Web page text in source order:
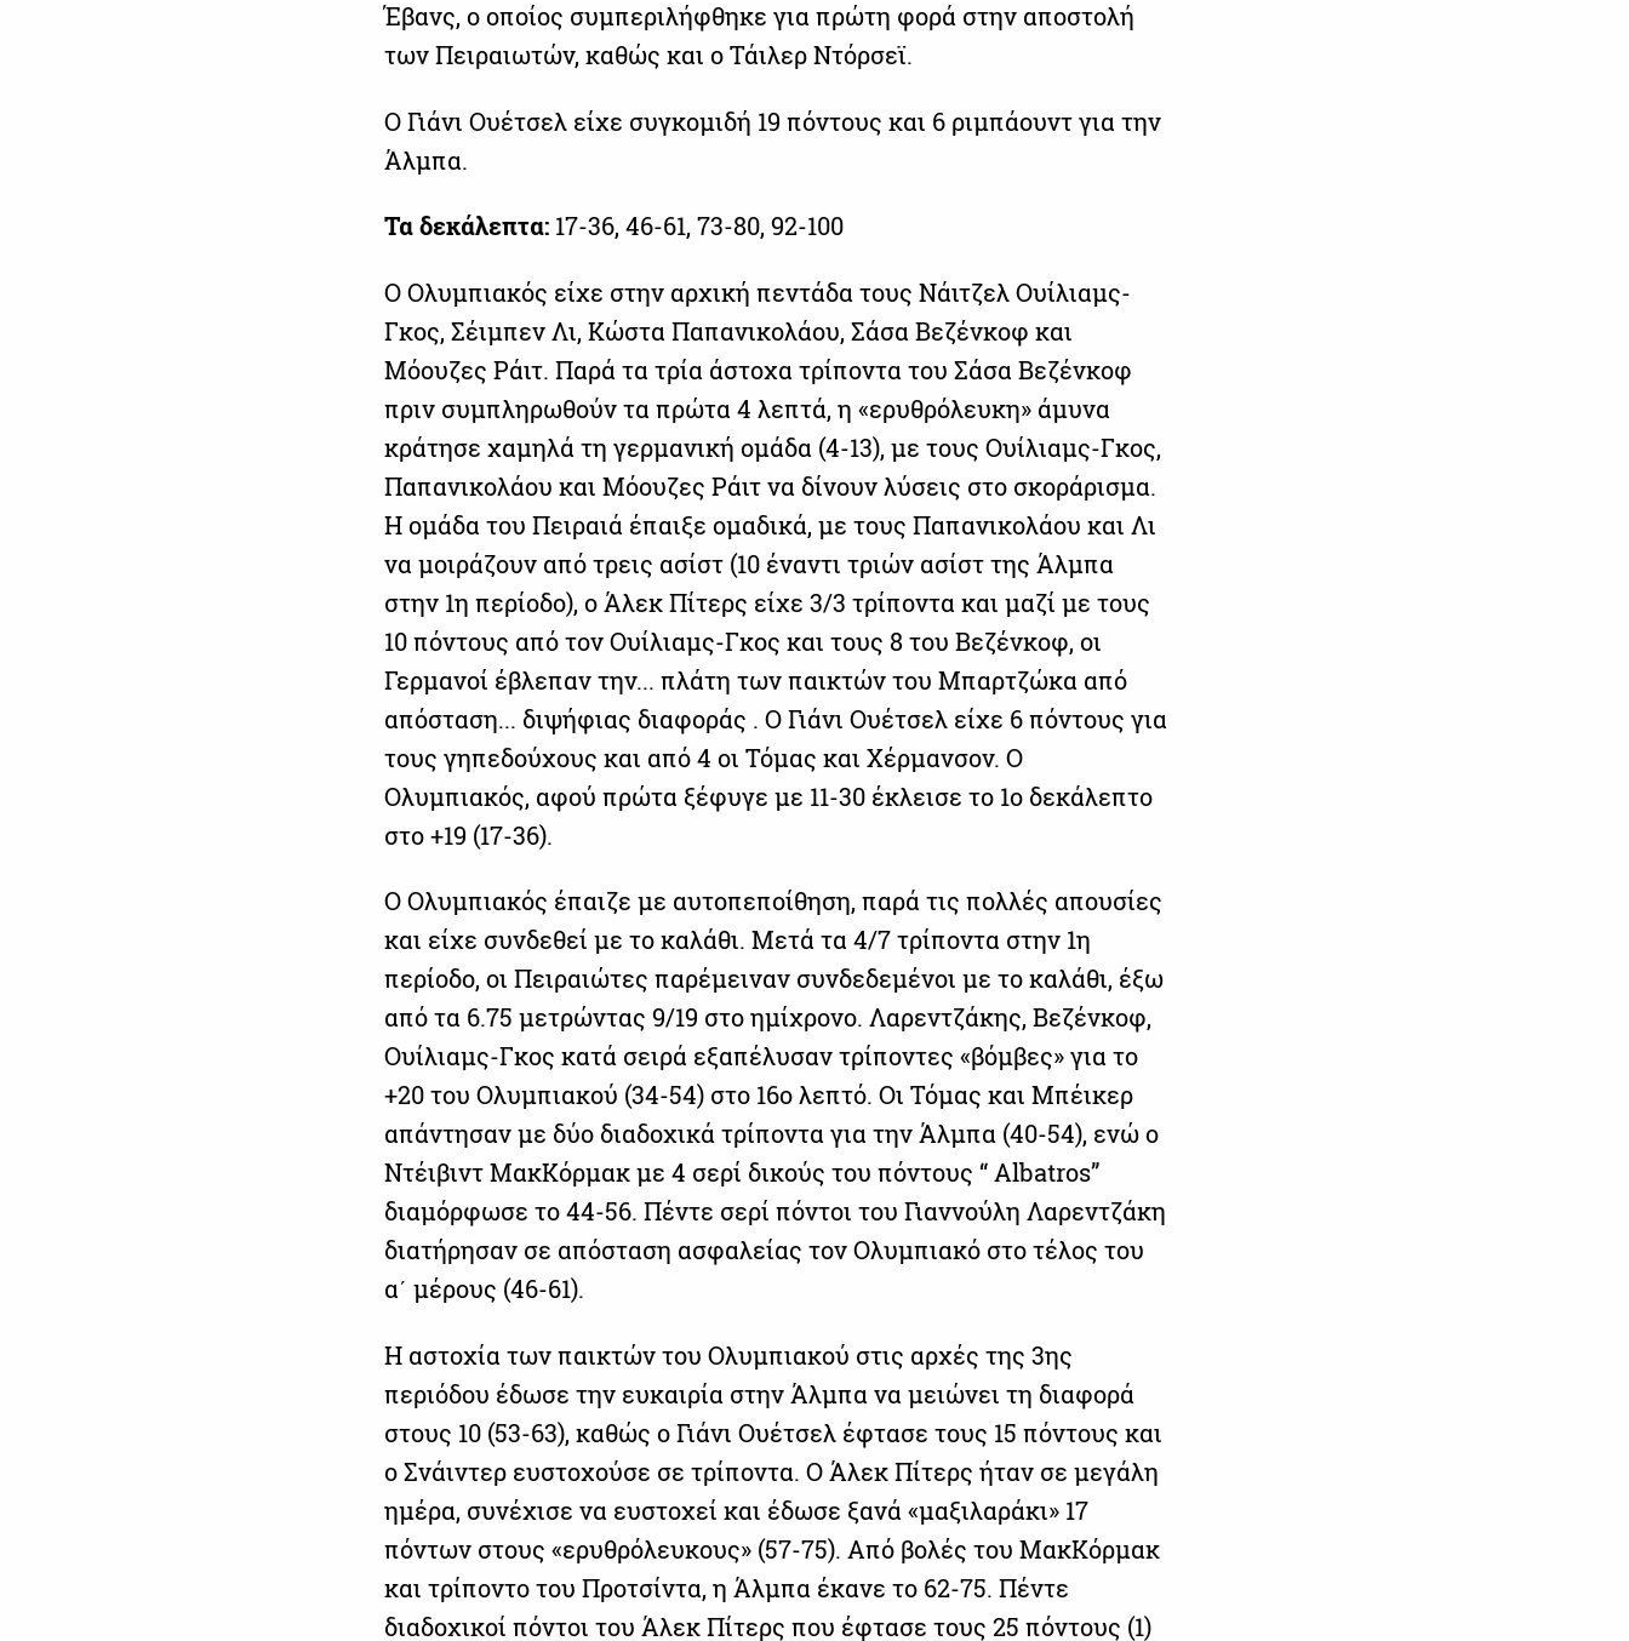
Έβανς, ο οποίος συμπεριλήφθηκε για πρώτη φορά στην αποστολή
των Πειραιωτών, καθώς και ο Τάιλερ Ντόρσεϊ.
Ο Γιάνι Ουέτσελ είχε συγκομιδή 19 πόντους και 6 ριμπάουντ για την
Άλμπα.
Τα δεκάλεπτα: 17-36, 46-61, 73-80, 92-100
Ο Ολυμπιακός είχε στην αρχική πεντάδα τους Νάιτζελ Ουίλιαμς-
Γκος, Σέιμπεν Λι, Κώστα Παπανικολάου, Σάσα Βεζένκοφ και
Μόουζες Ράιτ. Παρά τα τρία άστοχα τρίποντα του Σάσα Βεζένκοφ
πριν συμπληρωθούν τα πρώτα 4 λεπτά, η «ερυθρόλευκη» άμυνα
κράτησε χαμηλά τη γερμανική ομάδα (4-13), με τους Ουίλιαμς-Γκος,
Παπανικολάου και Μόουζες Ράιτ να δίνουν λύσεις στο σκοράρισμα.
Η ομάδα του Πειραιά έπαιξε ομαδικά, με τους Παπανικολάου και Λι
να μοιράζουν από τρεις ασίστ (10 έναντι τριών ασίστ της Άλμπα
στην 1η περίοδο), ο Άλεκ Πίτερς είχε 3/3 τρίποντα και μαζί με τους
10 πόντους από τον Ουίλιαμς-Γκος και τους 8 του Βεζένκοφ, οι
Γερμανοί έβλεπαν την... πλάτη των παικτών του Μπαρτζώκα από
απόσταση... διψήφιας διαφοράς . Ο Γιάνι Ουέτσελ είχε 6 πόντους για
τους γηπεδούχους και από 4 οι Τόμας και Χέρμανσον. Ο
Ολυμπιακός, αφού πρώτα ξέφυγε με 11-30 έκλεισε το 1ο δεκάλεπτο
στο +19 (17-36).
Ο Ολυμπιακός έπαιζε με αυτοπεποίθηση, παρά τις πολλές απουσίες
και είχε συνδεθεί με το καλάθι. Μετά τα 4/7 τρίποντα στην 1η
περίοδο, οι Πειραιώτες παρέμειναν συνδεδεμένοι με το καλάθι, έξω
από τα 6.75 μετρώντας 9/19 στο ημίχρονο. Λαρεντζάκης, Βεζένκοφ,
Ουίλιαμς-Γκος κατά σειρά εξαπέλυσαν τρίποντες «βόμβες» για το
+20 του Ολυμπιακού (34-54) στο 16ο λεπτό. Οι Τόμας και Μπέικερ
απάντησαν με δύο διαδοχικά τρίποντα για την Άλμπα (40-54), ενώ ο
Ντέιβιντ ΜακΚόρμακ με 4 σερί δικούς του πόντους “ Albatros”
διαμόρφωσε το 44-56. Πέντε σερί πόντοι του Γιαννούλη Λαρεντζάκη
διατήρησαν σε απόσταση ασφαλείας τον Ολυμπιακό στο τέλος του
α΄ μέρους (46-61).
Η αστοχία των παικτών του Ολυμπιακού στις αρχές της 3ης
περιόδου έδωσε την ευκαιρία στην Άλμπα να μειώνει τη διαφορά
στους 10 (53-63), καθώς ο Γιάνι Ουέτσελ έφτασε τους 15 πόντους και
ο Σνάιντερ ευστοχούσε σε τρίποντα. Ο Άλεκ Πίτερς ήταν σε μεγάλη
ημέρα, συνέχισε να ευστοχεί και έδωσε ξανά «μαξιλαράκι» 17
πόντων στους «ερυθρόλευκους» (57-75). Από βολές του ΜακΚόρμακ
και τρίποντο του Προτσίντα, η Άλμπα έκανε το 62-75. Πέντε
διαδοχικοί πόντοι του Άλεκ Πίτερς που έφτασε τους 25 πόντους (1)